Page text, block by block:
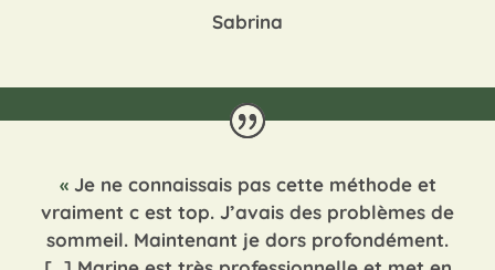
Sabrina
« Je ne connaissais pas cette méthode et
vraiment c est top. J’avais des problèmes de
sommeil. Maintenant je dors profondément.